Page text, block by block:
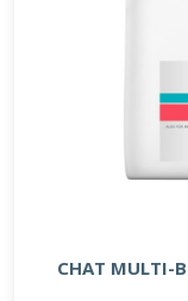
CHAT MULTI-